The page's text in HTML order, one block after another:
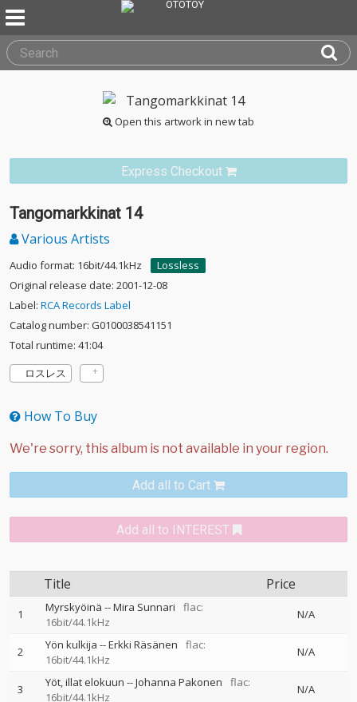
Open this artwork in new tab
Express Checkout
Tangomarkkinat 14
Various Artists
Audio format: 16bit/44.1kHz
Lossless
Original release date: 2001-12-08
Label: RCA Records Label
Catalog number: G0100038541151
Total runtime: 41:04
ロスレス
How To Buy
Add all to Cart
Add all to INTEREST
Title Price
1 Myrskyöinä --Mira Sunnari
flac:
16bit/44.1kHz
N/A
2 Yön kulkija --Erkki Räsänen
flac:
16bit/44.1kHz
N/A
3 Yöt, illat elokuun --Johanna Pakonen
flac:
16bit/44.1kHz
N/A